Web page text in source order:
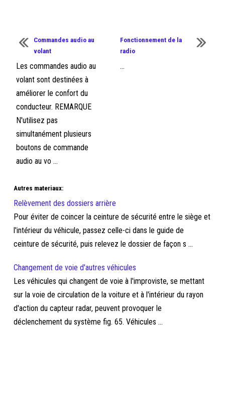
Commandes audio au
volant
Les commandes audio au
volant sont destinées à
améliorer le confort du
conducteur. REMARQUE
N'utilisez pas
simultanément plusieurs
boutons de commande
audio au vo ...
Fonctionnement de la
radio
...
Autres materiaux:
Relèvement des dossiers arrière
Pour éviter de coincer la ceinture de sécurité entre le siège et
l'intérieur du véhicule, passez celle-ci dans le guide de
ceinture de sécurité, puis relevez le dossier de façon s ...
Changement de voie d'autres véhicules
Les véhicules qui changent de voie à l'improviste, se mettant
sur la voie de circulation de la voiture et à l'intérieur du rayon
d'action du capteur radar, peuvent provoquer le
déclenchement du système fig. 65. Véhicules ...